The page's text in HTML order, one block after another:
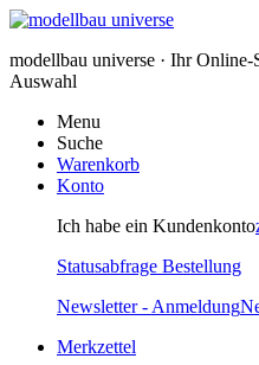
modellbau universe · Ihr
Auswahl
Menu
Suche
Warenkorb
Konto
Ich habe ein Kundenkonto
Statusabfrage Bestellung
Newsletter - Anmeldung
Merkzettel